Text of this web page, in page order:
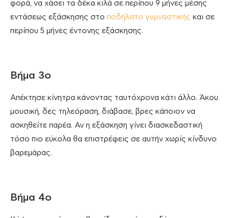
φορά, να χάσει τα δέκα κιλά σε περίπου 9 μήνες μέσης
εντάσεως εξάσκησης στο ποδήλατο γυμναστικής και σε
περίπου 5 μήνες έντονης εξάσκησης.
Βήμα 3ο
Απέκτησε κίνητρα κάνοντας ταυτόχρονα κάτι άλλο. Άκου
μουσική, δες τηλεόραση, διάβασε, βρες κάποιον να
ασκηθείτε παρέα. Αν η εξάσκηση γίνει διασκεδαστική
τόσο πιο εύκολα θα επιστρέφεις σε αυτήν χωρίς κίνδυνο
βαρεμάρας.
Βήμα 4ο